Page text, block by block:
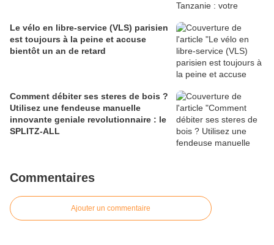
Le vélo en libre-service (VLS) parisien
est toujours à la peine et accuse
bientôt un an de retard
Comment débiter ses steres de bois ?
Utilisez une fendeuse manuelle
innovante geniale revolutionnaire : le
SPLITZ-ALL
Commentaires
Ajouter un commentaire